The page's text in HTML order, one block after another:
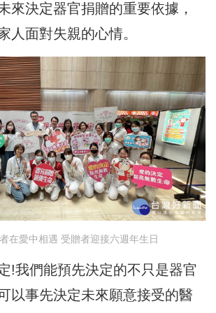
來決定器官捐贈的重要依據，
人面對失親的心情。
在愛中相遇 受贈者迎接六週年生日
!我們能預先決定的不只是器官
以事先決定未來願意接受的醫